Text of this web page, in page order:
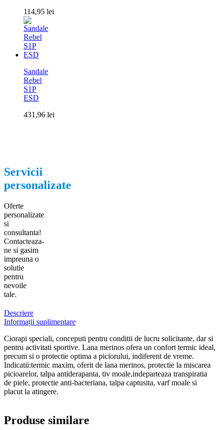
114,95 lei
Sandale
Rebel
S1P
ESD
431,96 lei
Servicii
personalizate
Oferte
personalizate
si
consultanta!
Contacteaza-
ne si gasim
impreuna o
solutie
pentru
nevoile
tale.
Descriere
Informații suplimentare
Ciorapi speciali, conceputi pentru conditii de lucru solicitante, dar si
pentru activitati sportive. Lana merinos ofera un confort termic ideal,
precum si o protectie optima a piciorului, indiferent de vreme.
Indicatii:termic maxim, oferit de lana merinos, protectie la miscarea
picioarelor, talpa antiderapanta, tiv moale,indeparteaza transpiratia
de piele, protectie anti-bacteriana, talpa captusita, varf moale si
placut la atingere.
Produse similare